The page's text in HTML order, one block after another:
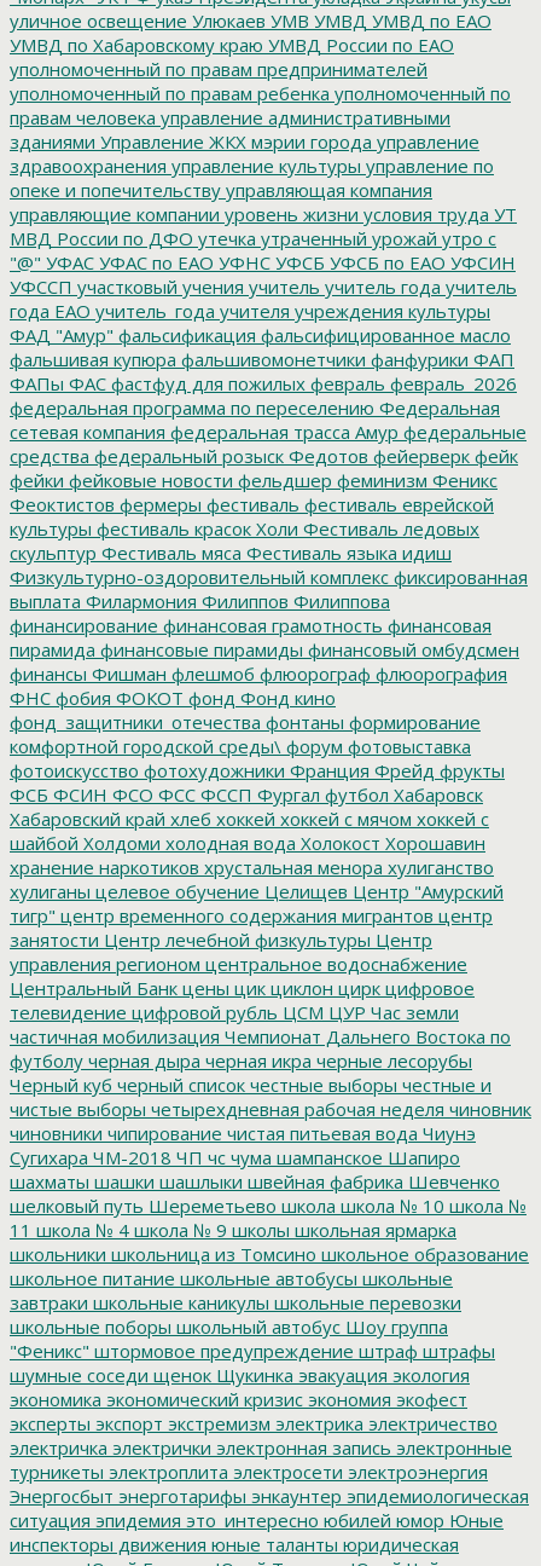
уличное освещение Улюкаев УМВ УМВД УМВД по ЕАО
УМВД по Хабаровскому краю УМВД России по ЕАО
уполномоченный по правам предпринимателей
уполномоченный по правам ребенка уполномоченный по
правам человека управление административными
зданиями Управление ЖКХ мэрии города управление
здравоохранения управление культуры управление по
опеке и попечительству управляющая компания
управляющие компании уровень жизни условия труда УТ
МВД России по ДФО утечка утраченный урожай утро с
"@" УФАС УФАС по ЕАО УФНС УФСБ УФСБ по ЕАО УФСИН
УФССП участковый учения учитель учитель года учитель
года ЕАО учитель_года учителя учреждения культуры
ФАД "Амур" фальсификация фальсифицированное масло
фальшивая купюра фальшивомонетчики фанфурики ФАП
ФАПы ФАС фастфуд для пожилых февраль февраль_2026
федеральная программа по переселению Федеральная
сетевая компания федеральная трасса Амур федеральные
средства федеральный розыск Федотов фейерверк фейк
фейки фейковые новости фельдшер феминизм Феникс
Феоктистов фермеры фестиваль фестиваль еврейской
культуры фестиваль красок Холи Фестиваль ледовых
скульптур Фестиваль мяса Фестиваль языка идиш
Физкультурно-оздоровительный комплекс фиксированная
выплата Филармония Филиппов Филиппова
финансирование финансовая грамотность финансовая
пирамида финансовые пирамиды финансовый омбудсмен
финансы Фишман флешмоб флюорограф флюорография
ФНС фобия ФОКОТ фонд Фонд кино
фонд_защитники_отечества фонтаны формирование
комфортной городской среды\ форум фотовыставка
фотоискусство фотохудожники Франция Фрейд фрукты
ФСБ ФСИН ФСО ФСС ФССП Фургал футбол Хабаровск
Хабаровский край хлеб хоккей хоккей с мячом хоккей с
шайбой Холдоми холодная вода Холокост Хорошавин
хранение наркотиков хрустальная менора хулиганство
хулиганы целевое обучение Целищев Центр "Амурский
тигр" центр временного содержания мигрантов центр
занятости Центр лечебной физкультуры Центр
управления регионом центральное водоснабжение
Центральный Банк цены цик циклон цирк цифровое
телевидение цифровой рубль ЦСМ ЦУР Час земли
частичная мобилизация Чемпионат Дальнего Востока по
футболу черная дыра черная икра черные лесорубы
Черный куб черный список честные выборы честные и
чистые выборы четырехдневная рабочая неделя чиновник
чиновники чипирование чистая питьевая вода Чиунэ
Сугихара ЧМ-2018 ЧП чс чума шампанское Шапиро
шахматы шашки шашлыки швейная фабрика Шевченко
шелковый путь Шереметьево школа школа № 10 школа №
11 школа № 4 школа № 9 школы школьная ярмарка
школьники школьница из Томсино школьное образование
школьное питание школьные автобусы школьные
завтраки школьные каникулы школьные перевозки
школьные поборы школьный автобус Шоу группа
"Феникс" штормовое предупреждение штраф штрафы
шумные соседи щенок Щукинка эвакуация экология
экономика экономический кризис экономия экофест
эксперты экспорт экстремизм электрика электричество
электричка электрички электронная запись электронные
турникеты электроплита электросети электроэнергия
Энергосбыт энерготарифы энкаунтер эпидемиологическая
ситуация эпидемия это_интересно юбилей юмор Юные
инспекторы движения юные таланты юридическая